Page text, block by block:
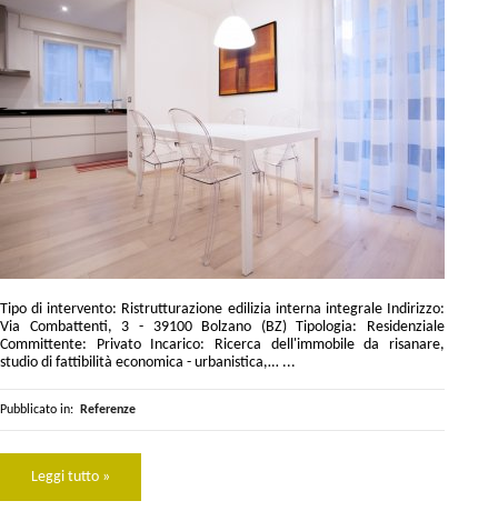
Tipo di intervento: Ristrutturazione edilizia interna integrale Indirizzo:
Via Combattenti, 3 - 39100 Bolzano (BZ) Tipologia: Residenziale
Committente: Privato Incarico: Ricerca dell'immobile da risanare,
studio di fattibilità economica - urbanistica,… ...
Pubblicato in: Referenze
Leggi tutto »